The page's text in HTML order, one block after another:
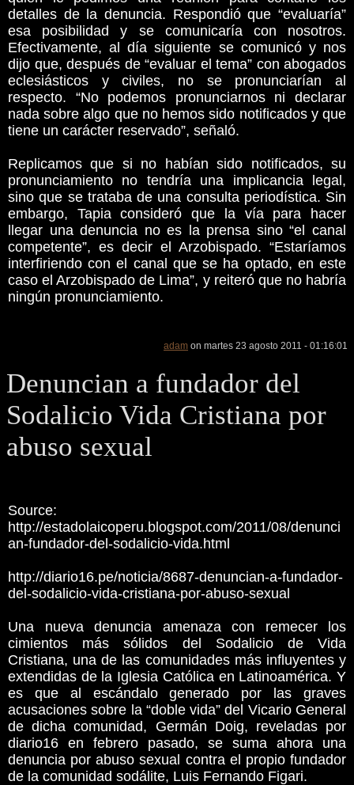
detalles de la denuncia. Respondió que “evaluaría”
esa posibilidad y se comunicaría con nosotros.
Efectivamente, al día siguiente se comunicó y nos
dijo que, después de “evaluar el tema” con abogados
eclesiásticos y civiles, no se pronunciarían al
respecto. “No podemos pronunciarnos ni declarar
nada sobre algo que no hemos sido notificados y que
tiene un carácter reservado”, señaló.
Replicamos que si no habían sido notificados, su
pronunciamiento no tendría una implicancia legal,
sino que se trataba de una consulta periodística. Sin
embargo, Tapia consideró que la vía para hacer
llegar una denuncia no es la prensa sino “el canal
competente”, es decir el Arzobispado. “Estaríamos
interfiriendo con el canal que se ha optado, en este
caso el Arzobispado de Lima”, y reiteró que no habría
ningún pronunciamiento.
adam on martes 23 agosto 2011 - 01:16:01
Denuncian a fundador del
Sodalicio Vida Cristiana por
abuso sexual
Source:
http://estadolaicoperu.blogspot.com/2011/08/denunci
an-fundador-del-sodalicio-vida.html
http://diario16.pe/noticia/8687-denuncian-a-fundador-
del-sodalicio-vida-cristiana-por-abuso-sexual
Una nueva denuncia amenaza con remecer los
cimientos más sólidos del Sodalicio de Vida
Cristiana, una de las comunidades más influyentes y
extendidas de la Iglesia Católica en Latinoamérica. Y
es que al escándalo generado por las graves
acusaciones sobre la “doble vida” del Vicario General
de dicha comunidad, Germán Doig, reveladas por
diario16 en febrero pasado, se suma ahora una
denuncia por abuso sexual contra el propio fundador
de la comunidad sodálite, Luis Fernando Figari.